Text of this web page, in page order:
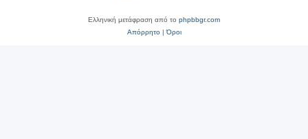
Ελληνική μετάφραση από το phpbbgr.com
Απόρρητο|Όροι